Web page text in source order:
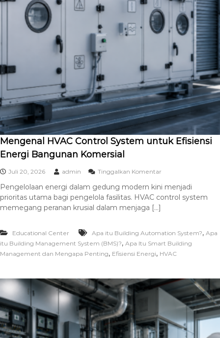
Mengenal HVAC Control System untuk Efisiensi
Energi Bangunan Komersial
Juli 20, 2026 admin Tinggalkan Komentar
Pengelolaan energi dalam gedung modern kini menjadi
prioritas utama bagi pengelola fasilitas. HVAC control system
memegang peranan krusial dalam menjaga […]
Educational Center Apa itu Building Automation System?, Apa
itu Building Management System (BMS)?, Apa Itu Smart Building
Management dan Mengapa Penting, Efisiensi Energi, HVAC